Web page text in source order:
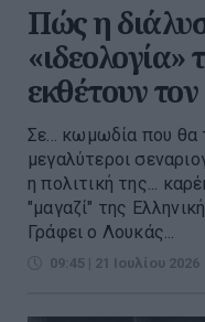
Πώς η
«ιδεολογία»
εκθέτουν
Σε... κωμωδία που θα
μεγαλύτεροι
η πολιτική της...
"μαγαζί" της
Γράφει ο Λουκάς...
09:45 | 21 Ιουλίου 2026